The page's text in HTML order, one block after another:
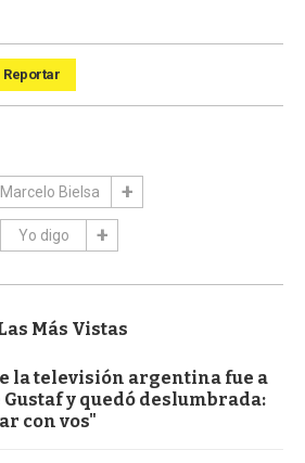
Reportar
Marcelo Bielsa
Yo digo
Más Vistas
la televisión argentina fue a
y quedó deslumbrada:
con vos"